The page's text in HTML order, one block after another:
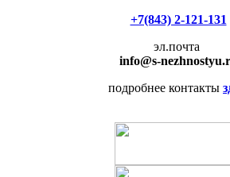
+7(843) 2-121-131
эл.почта
info@s-
подробнее контакты